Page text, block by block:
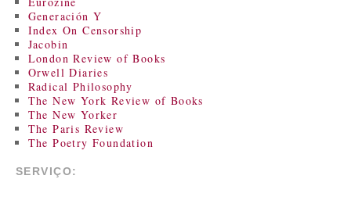
Generación Y
Index On Censorship
Jacobin
London Review of Books
Orwell Diaries
Radical Philosophy
The New York Review of Books
The New Yorker
The Paris Review
The Poetry Foundation
SERVIÇO: